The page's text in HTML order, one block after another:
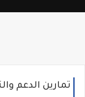
تمارين الدعم